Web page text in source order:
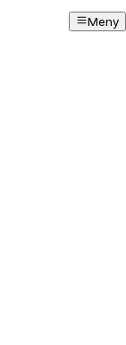
Meny